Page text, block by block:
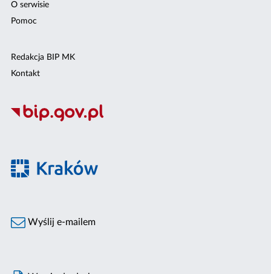
O serwisie
Pomoc
Redakcja BIP MK
Kontakt
Wyślij e-mailem